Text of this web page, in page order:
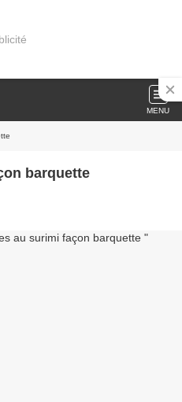
MENU
barquette